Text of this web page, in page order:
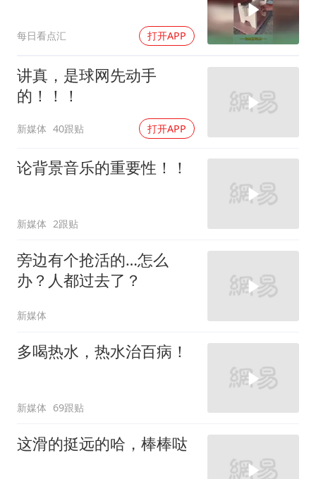
每日看点汇 打开APP
讲真，是球网先动手
的！！！
新媒体 40跟贴 打开APP
论背景音乐的重要性！！
新媒体 2跟贴
旁边有个抢活的…怎么
办？人都过去了？
新媒体
多喝热水，热水治百病！
新媒体 69跟贴
这滑的挺远的哈，棒棒哒